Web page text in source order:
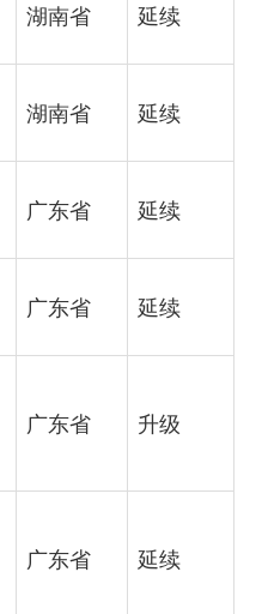
湖南省 延续
湖南省 延续
广东省 延续
广东省 延续
广东省 升级
广东省 延续